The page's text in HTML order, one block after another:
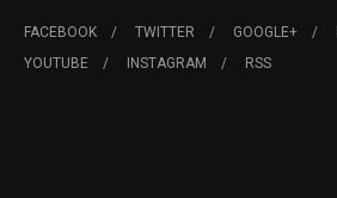
FACEBOOK TWITTER GOOGLE+
YOUTUBE
INSTAGRAM RSS